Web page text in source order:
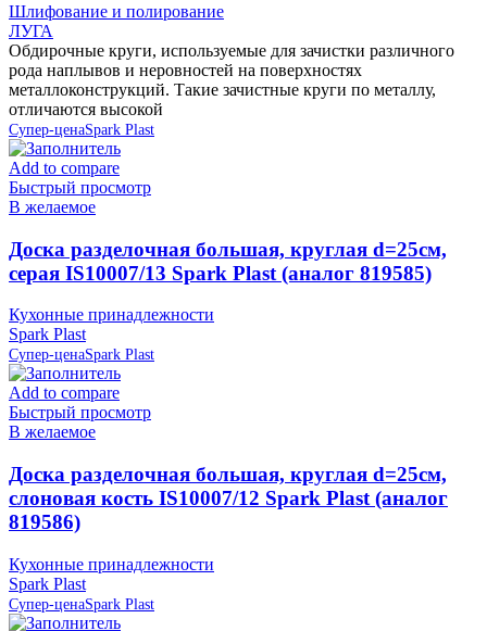
Шлифование и полирование
ЛУГА
Обдирочные круги, используемые для зачистки различного
рода наплывов и неровностей на поверхностях
металлоконструкций. Такие зачистные круги по металлу,
отличаются высокой
Супер-ценаSpark Plast
Add to compare
Быстрый просмотр
В желаемое
Доска разделочная большая, круглая d=25см,
серая IS10007/13 Spark Plast (аналог 819585)
Кухонные принадлежности
Spark Plast
Супер-ценаSpark Plast
Add to compare
Быстрый просмотр
В желаемое
Доска разделочная большая, круглая d=25см,
слоновая кость IS10007/12 Spark Plast (аналог
819586)
Кухонные принадлежности
Spark Plast
Супер-ценаSpark Plast